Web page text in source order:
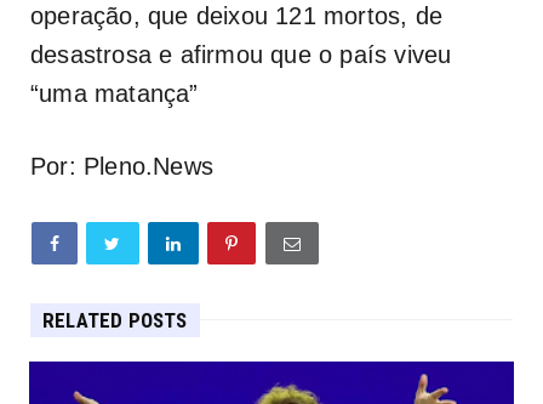
operação, que deixou 121 mortos, de
desastrosa e afirmou que o país viveu
“uma matança”
Por: Pleno.News
RELATED POSTS